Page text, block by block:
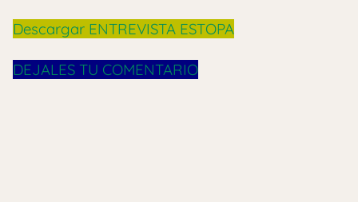
Descargar ENTREVISTA ESTOPA
DEJALES TU COMENTARIO